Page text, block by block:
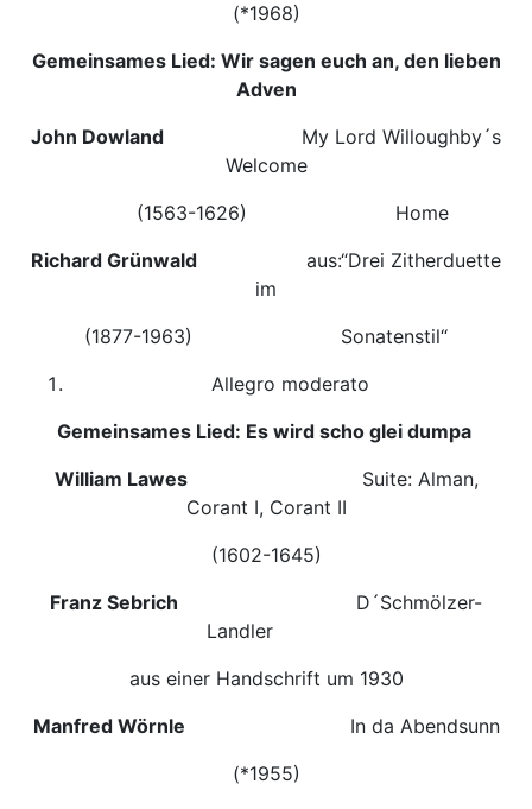
(*1968)
Gemeinsames Lied: Wir sagen euch an, den lieben
Adven
John Dowland My Lord Willoughby´s
Welcome
(1563-1626) Home
Richard Grünwald aus:“Drei Zitherduette
im
(1877-1963) Sonatenstil“
Allegro moderato
Gemeinsames Lied: Es wird scho glei dumpa
William Lawes
Suite: Alman,
Corant I, Corant II
(1602-1645)
Franz Sebrich D´Schmölzer-
Landler
aus einer Handschrift um 1930
Manfred Wörnle
In da Abendsunn
(*1955)